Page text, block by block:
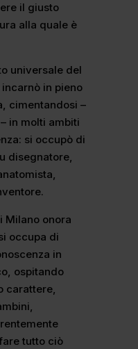
il giusto
alla quale è
universale del
in pieno
cimentandosi –
in molti ambiti
si occupò di
disegnatore,
Milano onora
occupa di
in
ospitando
carattere,
tutto ciò